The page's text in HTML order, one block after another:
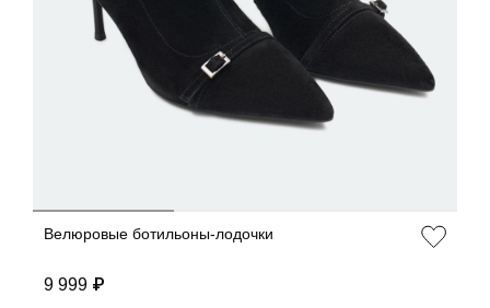
ДОБАВИТЬ В КОРЗИНУ
39
Велюровые ботильоны-лодочки
9 999 ₽